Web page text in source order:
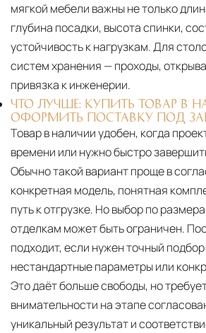
мягкой мебели важны не только
глубина посадки, высота спинки,
устойчивость к нагрузкам. Для
систем хранения — проходы,
привязка к инженерии.
ЧТО ЛУЧШЕ: КУПИТЬ ТОВАР В
ОФОРМИТЬ ПОСТАВКУ ПОД
Товар в наличии удобен, когда
времени или нужно быстро
Обычно такой вариант проще в
конкретная модель, понятная
путь к отгрузке. Но выбор по
отделкам может быть ограничен.
подходит, если нужен точный
нестандартные параметры или
Это даёт больше свободы, но
внимательности на этапе
уникальный результат и